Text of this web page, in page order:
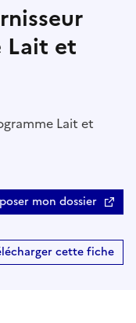
Lait et
Lait et
mon dossier
cette fiche